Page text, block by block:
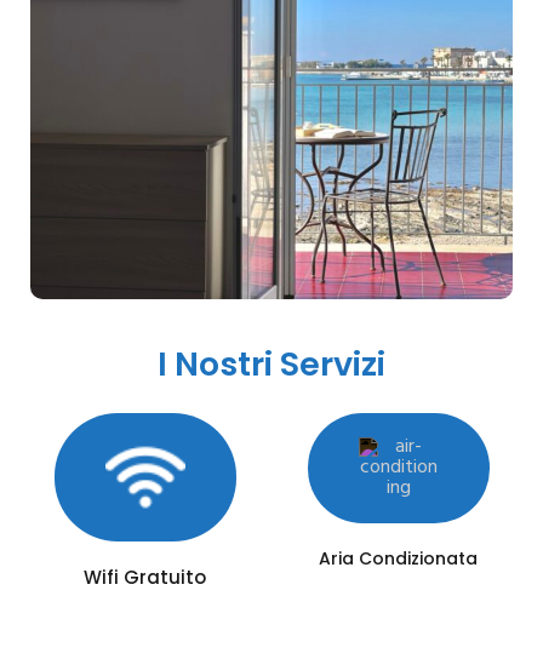
I Nostri Servizi
Wifi Gratuito
Aria Condizionata